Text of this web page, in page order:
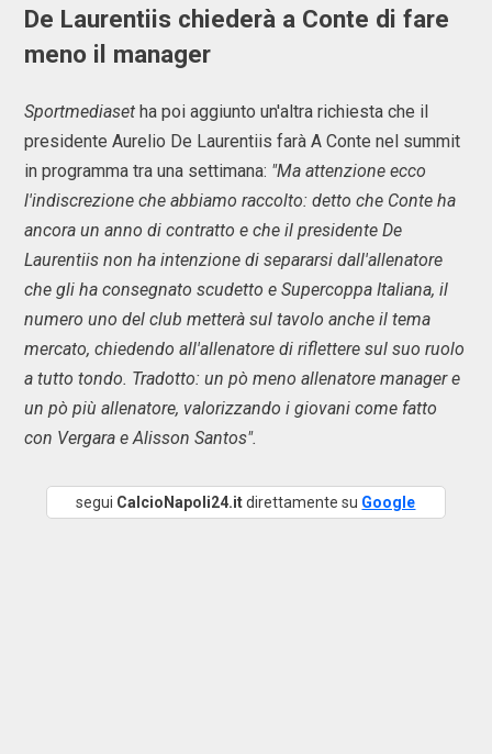
De Laurentiis chiederà a Conte di fare
meno il manager
Sportmediaset ha poi aggiunto un'altra richiesta che il
presidente Aurelio De Laurentiis farà A Conte nel summit
in programma tra una settimana: "Ma attenzione ecco
l'indiscrezione che abbiamo raccolto: detto che Conte ha
ancora un anno di contratto e che il presidente De
Laurentiis non ha intenzione di separarsi dall'allenatore
che gli ha consegnato scudetto e Supercoppa Italiana, il
numero uno del club metterà sul tavolo anche il tema
mercato, chiedendo all'allenatore di riflettere sul suo ruolo
a tutto tondo. Tradotto: un pò meno allenatore manager e
un pò più allenatore, valorizzando i giovani come fatto
con Vergara e Alisson Santos".
segui CalcioNapoli24.itdirettamente su Google